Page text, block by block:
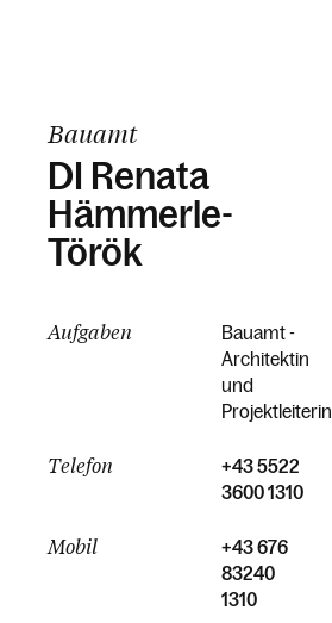
Bauamt
DI Renata
Hämmerle-
Török
Aufgaben
Bauamt -
Architektin
und
Projektleiterin
Telefon
+43 5522
3600 1310
Mobil
+43 676
83240
1310